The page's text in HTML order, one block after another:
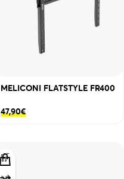
MELICONI FLATSTYLE FR400
47,90€